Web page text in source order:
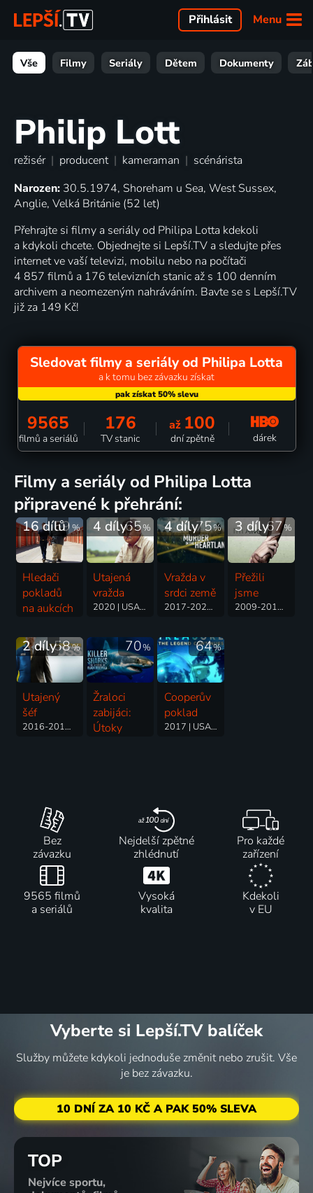
Menu
Přihlásit
Vše Filmy Seriály Dětem Dokumenty
Philip Lott
režisér | producent | kameraman | scénárista
Narozen: 30.5.1974, Shoreham u Sea, West Sussex,
Anglie, Velká Británie (52 let)
Přehrajte si filmy a seriály od Philipa Lotta kdekoli
a kdykoli chcete. Objednejte si Lepší.TV a sledujte přes
internet ve vaší televizi, mobilu nebo na počítači
4 857 filmů a 176 televizních stanic až s 100 denním
archivem a neomezeným nahráváním. Bavte se s Lepší.TV
již za 149 Kč!
Sledovat filmy a seriály od Philipa Lotta
a k tomu bez závazku získat
9565
filmů a seriálů
176
TV stanic
až 100
dní zpětně dárek
filmy a seriály od Philipa Lotta
připravené k přehrání:
59%
16 dílů
Hledači
pokladů
na aukcích
65%
4 díly
Utajená
vražda
2020 | USA | Krimi, Drama
75%
4 díly
Vražda v
srdci země
2017-2023 | USA | Krimi
67%
3 díly
Přežili
jsme
2009-2011 | USA | Příroda
58%
2 díly
Utajený
šéf
2016-2017 | USA | Docusoap, Reality TV
70%
Žraloci
zabijáci:
Útoky
64%
Cooperův
poklad
2017 | USA | Dobrodružný
Bez
závazku
Nejdelší zpětné
zhlédnutí
Pro každé
zařízení
9565 filmů
a seriálů
Vysoká
kvalita
Kdekoli
v EU
Vyberte si Lepší.TV balíček
Služby můžete kdykoli jednoduše změnit nebo zrušit. Vše
je bez závazku.
10 DNÍ ZA 10 KČ A PAK 50% SLEVA
TOP
Nejvíce sportu,